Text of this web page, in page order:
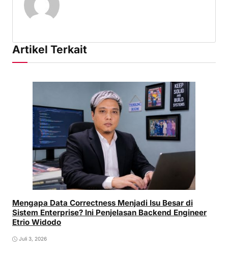
Artikel Terkait
Mengapa Data Correctness Menjadi Isu Besar di
Sistem Enterprise? Ini Penjelasan Backend Engineer
Etrio Widodo
Juli 3, 2026